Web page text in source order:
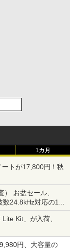
1カ月
トが17,800円！秋
お盆セール、
24.8kHz対応の17
ほか
Kit」が入荷、
円、大容量の